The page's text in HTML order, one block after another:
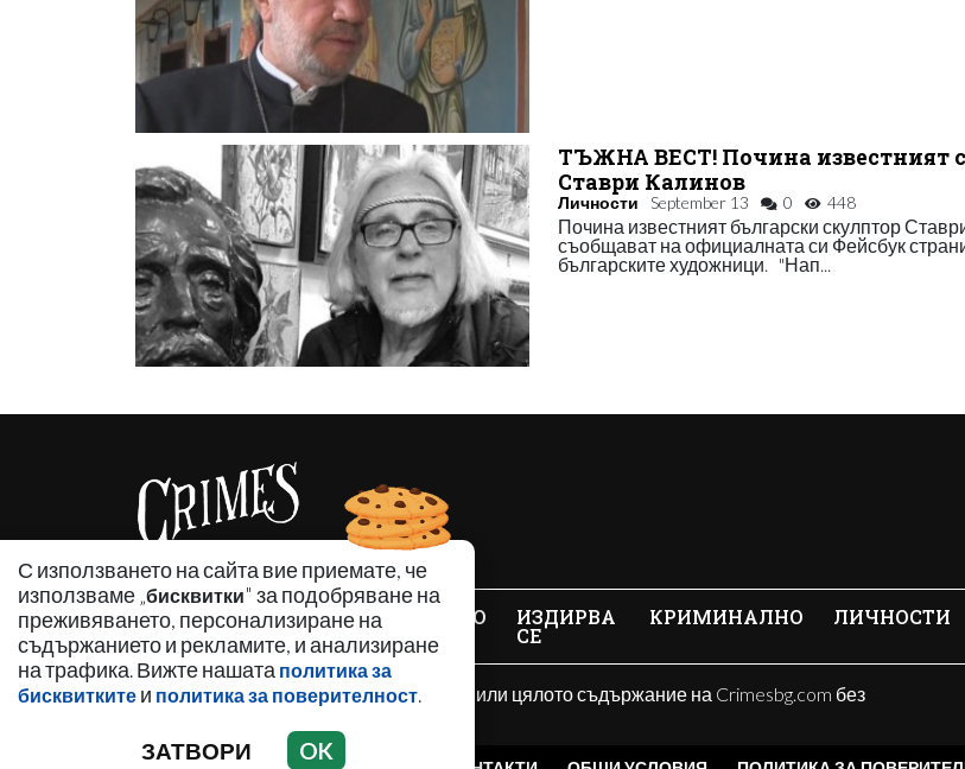
ТЪЖНА ВЕСТ! Почина известният
Ставри Калинов
Личности September 13 0 448
Почина известният български скулптор
съобщават на официалната си Фейсбук
българските художници. "Нап...
С използването на сайта вие приемате, че
използваме „бисквитки" за подобряване на
преживяването, персонализиране на
съдържанието и рекламите, и анализиране
на трафика. Вижте нашата политика за
бисквитките и политика за поверителност.
ЗАТВОРИ OK
НОВИНИ АНАЛИЗИ ЗАБАВНО ИЗДИРВА
СЕ
КРИМИНАЛНО ЛИЧНОСТИ
Използването и публикуването на част или цялото съдържание на Crimesbg.com без